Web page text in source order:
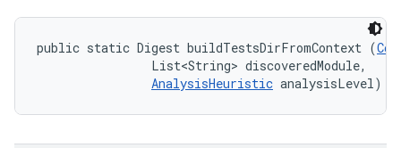
public static Digest buildTestsDirFromContext (
                List<String> discoveredModule,
AnalysisHeuristic analysisLevel)